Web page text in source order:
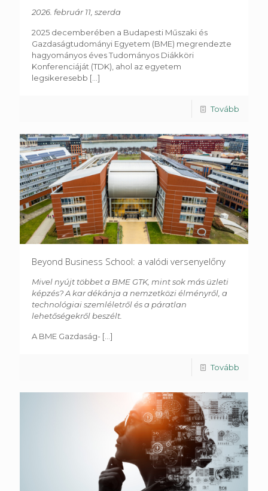
2026. február 11, szerda
2025 decemberében a Budapesti Műszaki és
Gazdaságtudományi Egyetem (BME) megrendezte
hagyományos éves Tudományos Diákköri
Konferenciáját (TDK), ahol az egyetem
legsikeresebb [...]
Tovább
Beyond Business School: a valódi versenyelőny
Mivel nyújt többet a BME GTK, mint sok más üzleti
képzés? A kar dékánja a nemzetközi élményről, a
technológiai szemléletről és a páratlan
lehetőségekről beszélt.
A BME Gazdaság- [...]
Tovább